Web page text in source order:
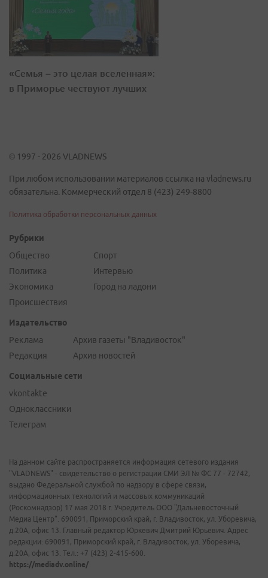
«Семья – это целая вселенная»:
в Приморье чествуют лучших
© 1997 - 2026 VLADNEWS
При любом использовании материалов ссылка на vladnews.ru
обязательна. Коммерческий отдел 8 (423) 249-8800
Политика обработки персональных данных
Рубрики
Общество
Политика
Экономика
Происшествия
Спорт
Интервью
Город на ладони
Издательство
Реклама
Редакция
Архив газеты "Владивосток"
Архив новостей
Социальные сети
vkontakte
Одноклассники
Телеграм
На данном сайте распространяется информация сетевого издания
"VLADNEWS" - свидетельство о регистрации СМИ ЭЛ № ФС 77 - 72742,
выдано Федеральной службой по надзору в сфере связи,
информационных технологий и массовых коммуникаций
(Роскомнадзор) 17 мая 2018 г. Учредитель ООО "Дальневосточный
Медиа Центр". 690091, Приморский край, г. Владивосток, ул. Уборевича,
д.20А, офис 13. Главный редактор Юркевич Дмитрий Юрьевич. Адрес
редакции: 690091, Приморский край, г. Владивосток, ул. Уборевича,
д.20А, офис 13. Тел.: +7 (423) 2-415-600.
https://mediadv.online/